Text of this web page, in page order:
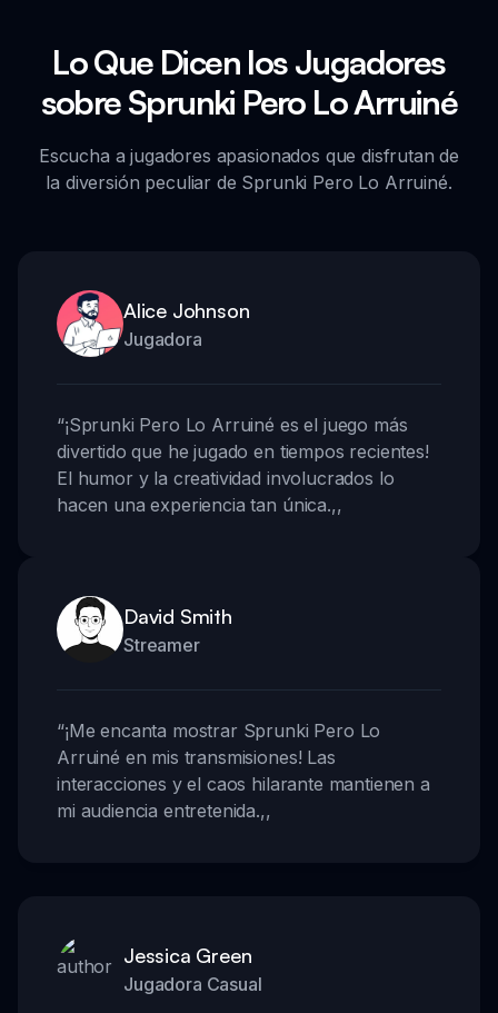
Lo Que Dicen los Jugadores
sobre Sprunki Pero Lo Arruiné
Escucha a jugadores apasionados que disfrutan de
la diversión peculiar de Sprunki Pero Lo Arruiné.
Alice Johnson
Jugadora
“¡Sprunki Pero Lo Arruiné es el juego más
divertido que he jugado en tiempos recientes!
El humor y la creatividad involucrados lo
hacen una experiencia tan única.,,
David Smith
Streamer
“¡Me encanta mostrar Sprunki Pero Lo
Arruiné en mis transmisiones! Las
interacciones y el caos hilarante mantienen a
mi audiencia entretenida.,,
Jessica Green
Jugadora Casual